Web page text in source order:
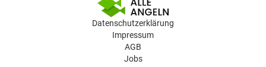
Datenschutzerklärung
Impressum
AGB
Jobs